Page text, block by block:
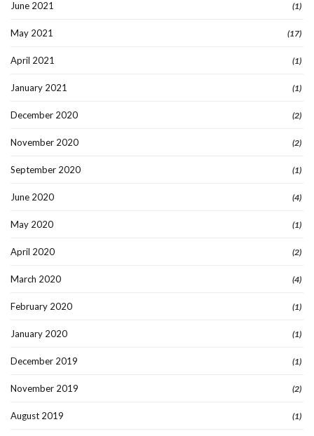
June 2021 (1)
May 2021 (17)
April 2021 (1)
January 2021 (1)
December 2020 (2)
November 2020 (2)
September 2020 (1)
June 2020 (4)
May 2020 (1)
April 2020 (2)
March 2020 (4)
February 2020 (1)
January 2020 (1)
December 2019 (1)
November 2019 (2)
August 2019 (1)